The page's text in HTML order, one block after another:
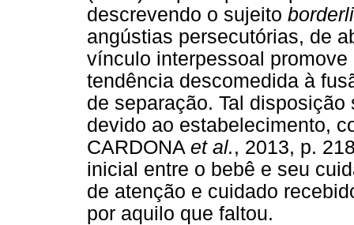
descrevendo o sujeito
angústias persecutórias, de
vínculo interpessoal
tendência descomedida à
de separação. Tal
devido ao estabelecimento,
CARDONA et al., 2013, p.
inicial entre o bebê e seu
de atenção e cuidado
por aquilo que faltou.